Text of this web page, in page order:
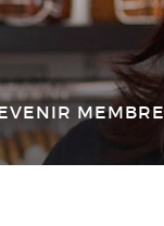
MEMBRE